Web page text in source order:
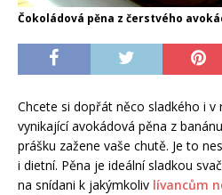
Čokoládová pěna z čerstvého
Chcete si dopřát něco sladkého i v
vynikající avokádová pěna z
prášku zažene vaše chutě. Je to
i dietní. Pěna je ideální sladkou
na snídani k jakýmkoliv lívancům